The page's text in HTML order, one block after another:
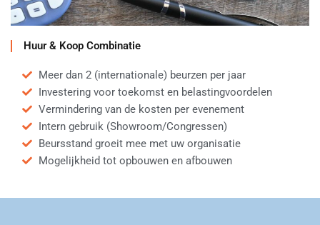
Huur & Koop Combinatie
Meer dan 2 (internationale) beurzen per jaar
Investering voor toekomst en belastingvoordelen
Vermindering van de kosten per evenement
Intern gebruik (Showroom/Congressen)
Beursstand groeit mee met uw organisatie
Mogelijkheid tot opbouwen en afbouwen